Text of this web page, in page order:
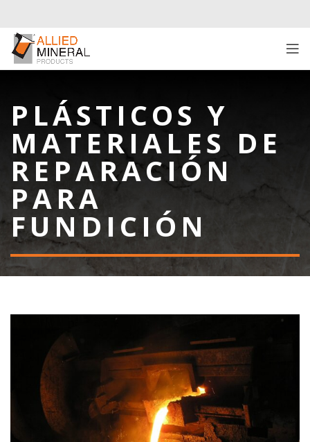
PLÁSTICOS Y
MATERIALES DE
REPARACIÓN
PARA
FUNDICIÓN